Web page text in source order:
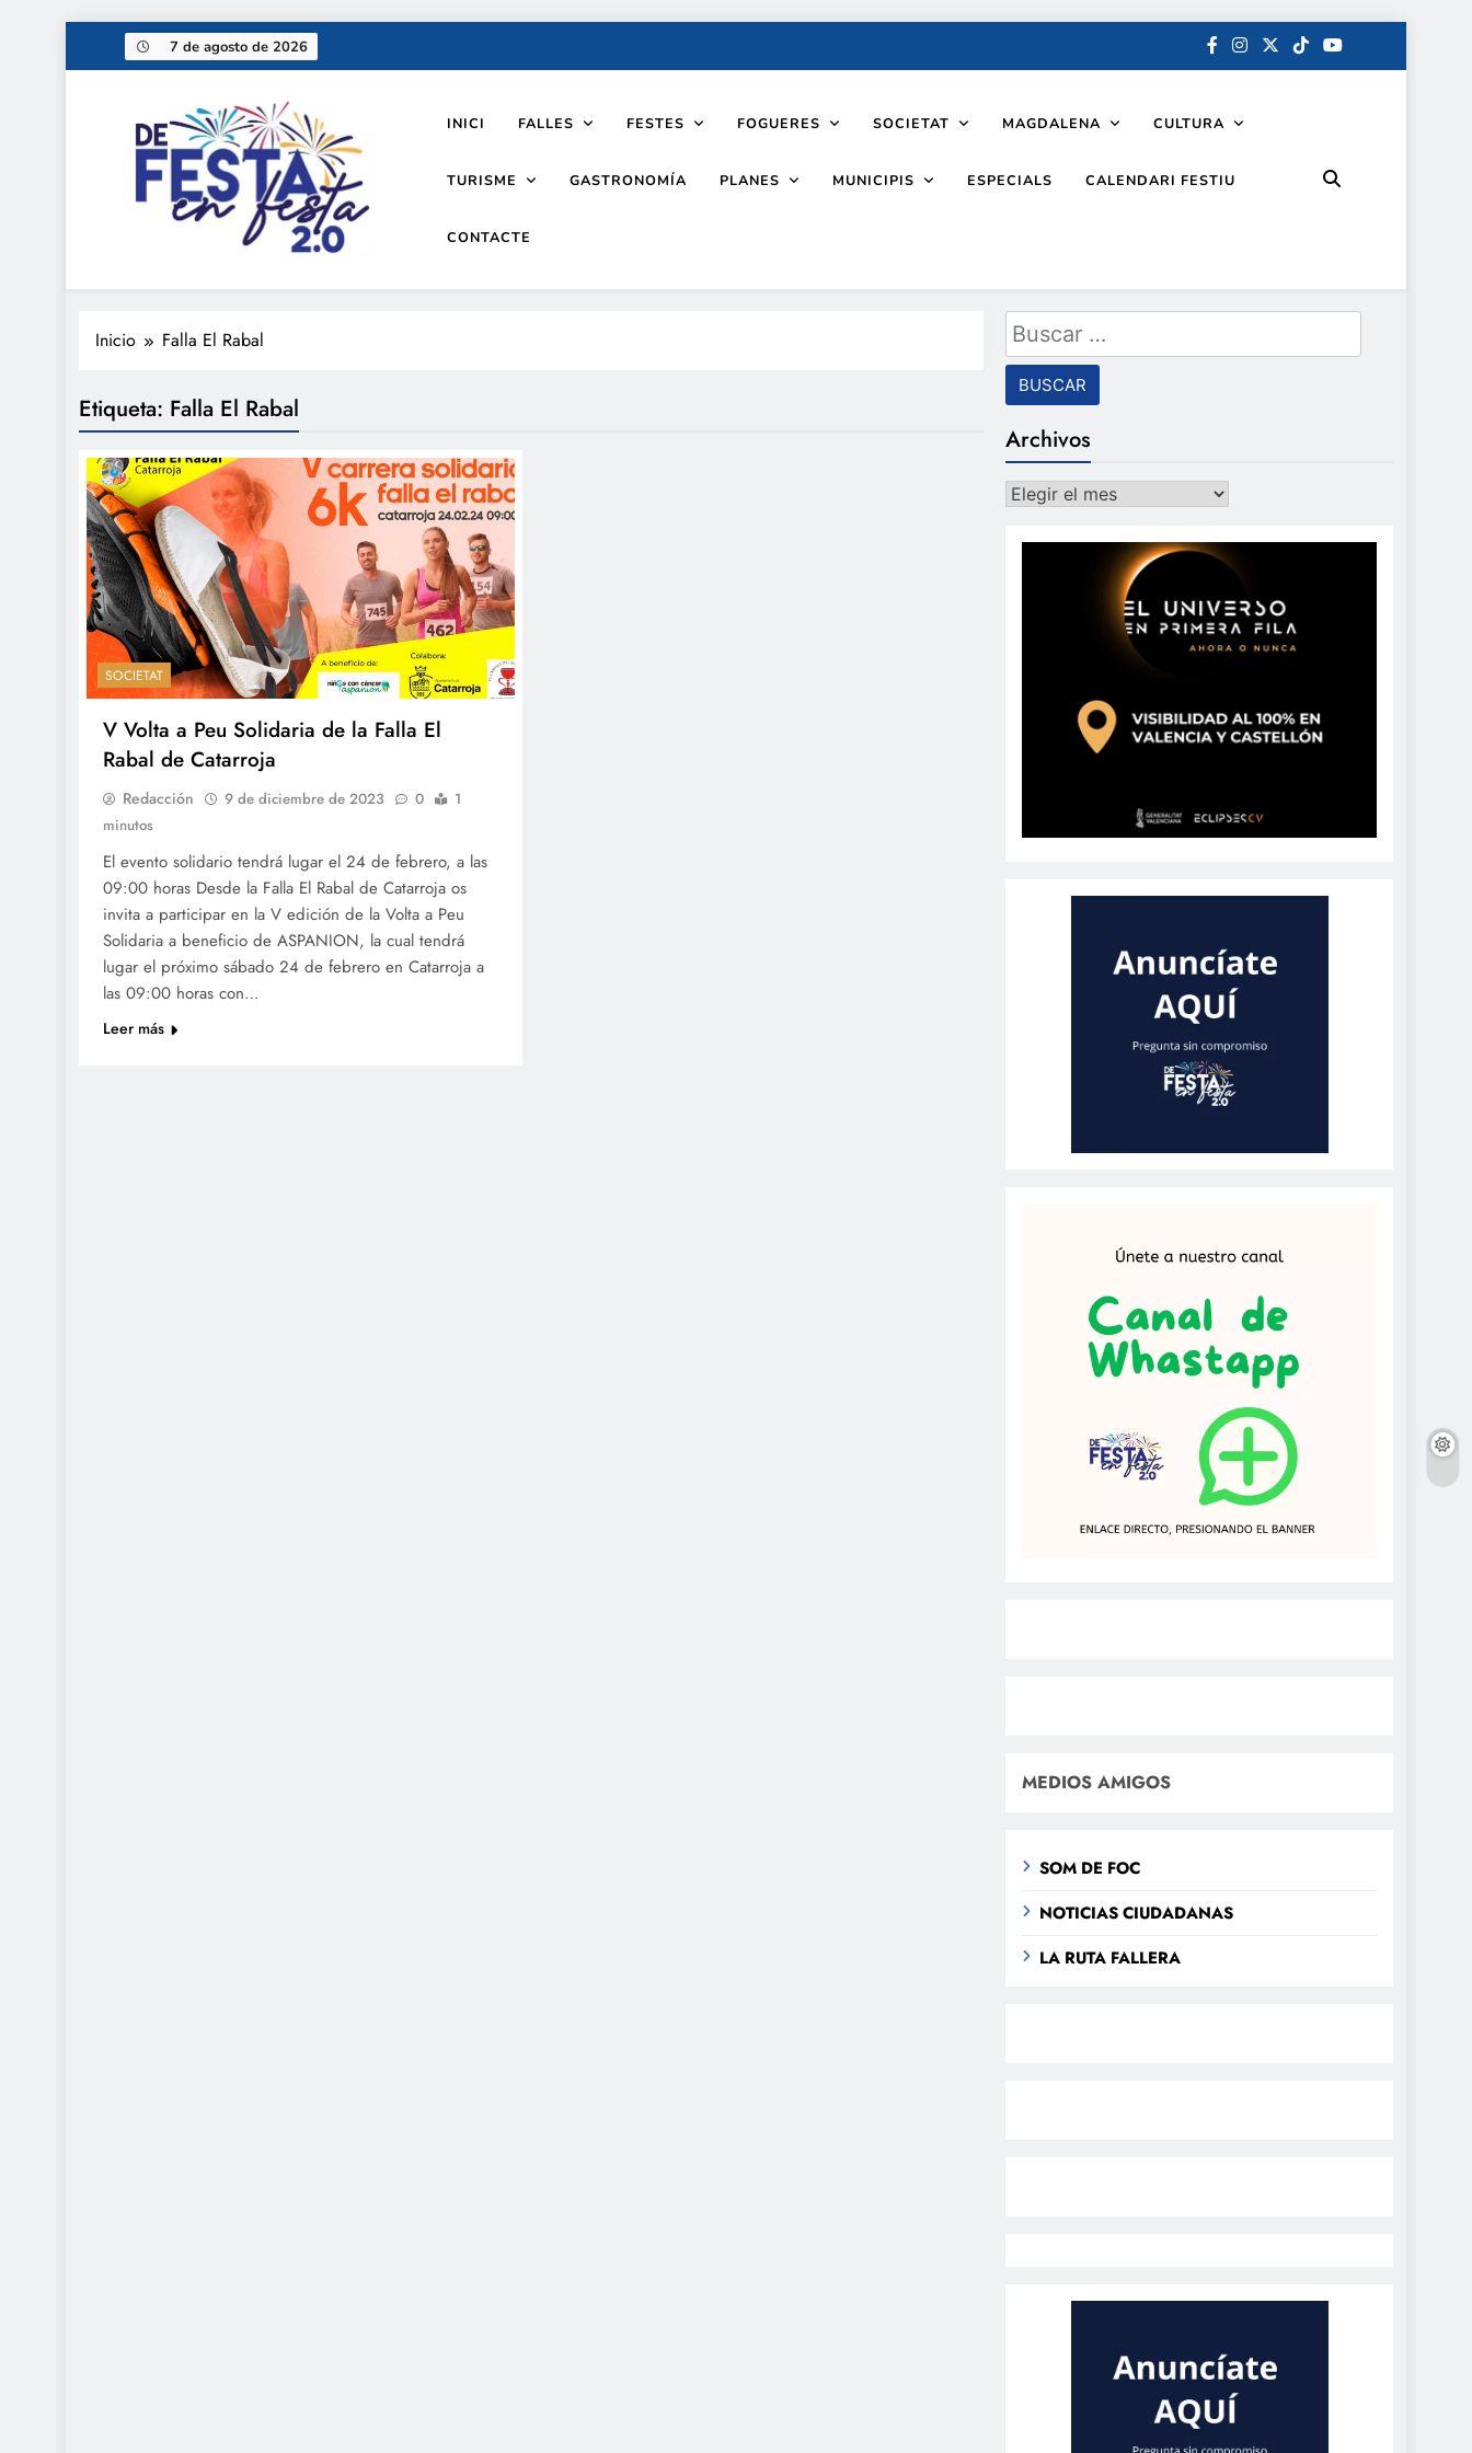
7 de agosto de 2026
De festa en festa 2.0
INICI FALLES FESTES FOGUERES SOCIETAT MAGDALENA CULTURA
TURISME GASTRONOMÍA PLANES MUNICIPIS ESPECIALS CALENDARI FESTIU
CONTACTE
Inicio Falla El Rabal
Etiqueta: Falla El Rabal
SOCIETAT
V Volta a Peu Solidaria de la Falla El
Rabal de Catarroja
Redacción 9 de diciembre de 2023 0
1
minutos
El evento solidario tendrá lugar el 24 de febrero, a las
09:00 horas Desde la Falla El Rabal de Catarroja os
invita a participar en la V edición de la Volta a Peu
Solidaria a beneficio de ASPANION, la cual tendrá
lugar el próximo sábado 24 de febrero en Catarroja a
las 09:00 horas con…
Leer más
Buscar:
Archivos
Archivos
MEDIOS AMIGOS
SOM DE FOC
NOTICIAS CIUDADANAS
LA RUTA FALLERA